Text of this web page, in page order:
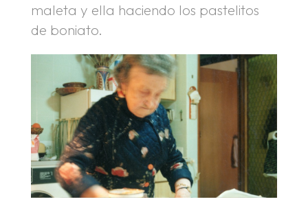
maleta y ella haciendo los pastelitos
de boniato.